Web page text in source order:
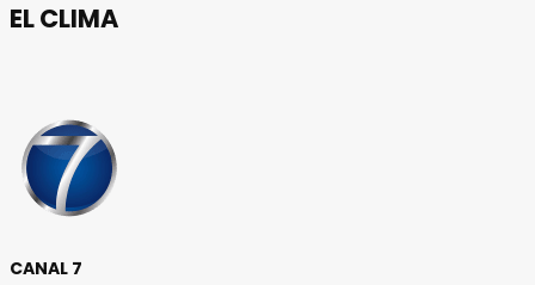
EL CLIMA
CANAL 7